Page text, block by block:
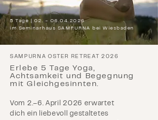
5 Tage | 02. - 06.04.2026
im Seminarhaus SAMPURNA bei Wiesbaden
SAMPURNA OSTER RETREAT 2026
Erlebe 5 Tage Yoga,
Achtsamkeit und Begegnung
mit Gleichgesinnten.
Vom 2.–6. April 2026 erwartet
dich ein liebevoll gestaltetes